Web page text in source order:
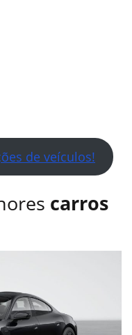
de veículos!
carros